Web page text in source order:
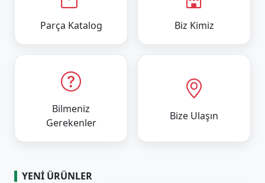
Parça Katalog Biz Kimiz
Bilmeniz
Gerekenler
Bize Ulaşın
YENI ÜRÜNLER